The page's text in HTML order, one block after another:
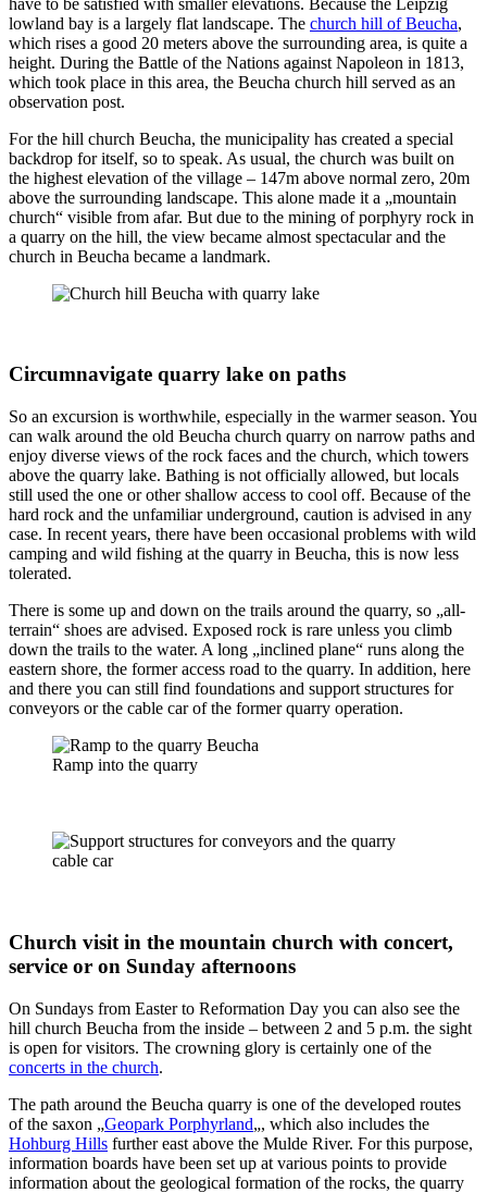
lowland bay is a largely flat landscape. The church hill of Beucha,
which rises a good 20 meters above the surrounding area, is quite a
height. During the Battle of the Nations against Napoleon in 1813,
which took place in this area, the Beucha church hill served as an
observation post.
For the hill church Beucha, the municipality has created a special
backdrop for itself, so to speak. As usual, the church was built on
the highest elevation of the village – 147m above normal zero, 20m
above the surrounding landscape. This alone made it a „mountain
church“ visible from afar. But due to the mining of porphyry rock in
a quarry on the hill, the view became almost spectacular and the
church in Beucha became a landmark.
Circumnavigate quarry lake on paths
So an excursion is worthwhile, especially in the warmer season. You
can walk around the old Beucha church quarry on narrow paths and
enjoy diverse views of the rock faces and the church, which towers
above the quarry lake. Bathing is not officially allowed, but locals
still used the one or other shallow access to cool off. Because of the
hard rock and the unfamiliar underground, caution is advised in any
case. In recent years, there have been occasional problems with wild
camping and wild fishing at the quarry in Beucha, this is now less
tolerated.
There is some up and down on the trails around the quarry, so „all-
terrain“ shoes are advised. Exposed rock is rare unless you climb
down the trails to the water. A long „inclined plane“ runs along the
eastern shore, the former access road to the quarry. In addition, here
and there you can still find foundations and support structures for
conveyors or the cable car of the former quarry operation.
Ramp into the quarry
Church visit in the mountain church with concert,
service or on Sunday afternoons
On Sundays from Easter to Reformation Day you can also see the
hill church Beucha from the inside – between 2 and 5 p.m. the sight
is open for visitors. The crowning glory is certainly one of the
concerts in the church.
The path around the Beucha quarry is one of the developed routes
of the saxon „Geopark Porphyrland„, which also includes the
Hohburg Hills further east above the Mulde River. For this purpose,
information boards have been set up at various points to provide
information about the geological formation of the rocks, the quarry